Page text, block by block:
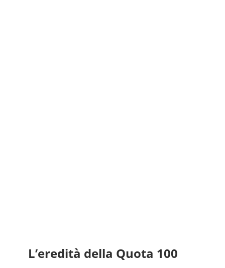
L’eredità della Quota 100